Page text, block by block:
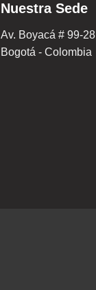
Nuestra Sede
Av. Boyacá # 99-28
Bogotá - Colombia